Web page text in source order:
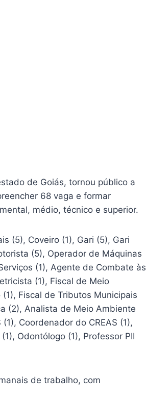
de Goiás, tornou público a
68 vaga e formar
médio, técnico e superior.
(5), Coveiro (1), Gari (5), Gari
(5), Operador de Máquinas
(1), Agente de Combate às
(1), Fiscal de Meio
Fiscal de Tributos Municipais
(2), Analista de Meio Ambiente
Coordenador do CREAS (1),
Odontólogo (1), Professor PII
de trabalho, com